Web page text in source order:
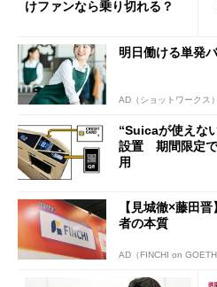
けファンなら乗り切れる？
明日働ける単発
AD（ショットワークス）
“Suicaが使えな
設置 期間限定
用
【見城徹×藤田
者の本質
AD（FINCHI on